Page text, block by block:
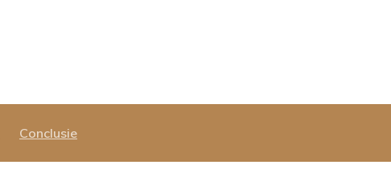
Conclusie